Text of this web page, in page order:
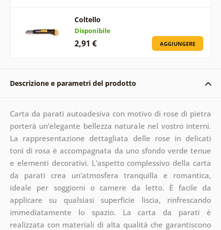
Coltello
Disponibile
2,91 € AGGIUNGERE
Descrizione e parametri del prodotto
Carta da parati autoadesiva con motivo di rose di pietra
porterà un'elegante bellezza naturale nel vostro interni.
La rappresentazione dettagliata delle rose in delicati
toni di rosa è accompagnata da uno sfondo verde tenue
e elementi decorativi. L'aspetto complessivo della carta
da parati crea un'atmosfera tranquilla e romantica,
ideale per soggiorni o camere da letto. È facile da
applicare su qualsiasi superficie liscia, rinfrescando
immediatamente lo spazio. La carta da parati è
realizzata con materiali di alta qualità che garantiscono